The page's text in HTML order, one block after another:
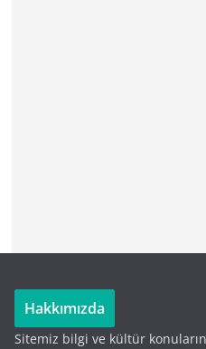
Hakkımızda
Sitemiz bilgi ve kültür